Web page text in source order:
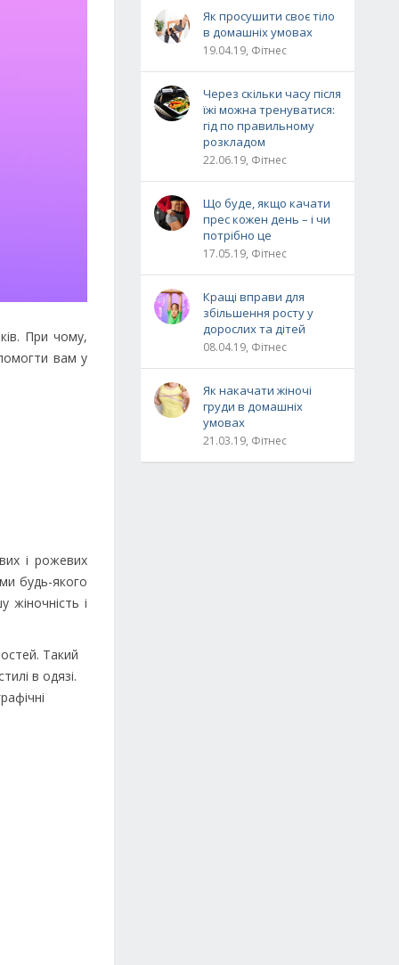
При чому,
вам у
і рожевих
будь-якого
жіночність і
Такий
в одязі.
Як просушити своє тіло
в домашніх умовах
19.04.19, Фітнес
Через скільки часу після
їжі можна тренуватися:
гід по правильному
розкладом
22.06.19, Фітнес
Що буде, якщо качати
прес кожен день – і чи
потрібно це
17.05.19, Фітнес
Кращі вправи для
збільшення росту у
дорослих та дітей
08.04.19, Фітнес
Як накачати жіночі
груди в домашніх
умовах
21.03.19, Фітнес